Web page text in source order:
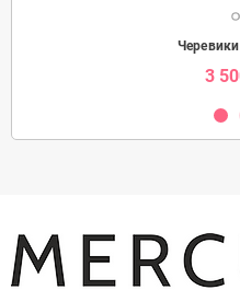
Черевики
3